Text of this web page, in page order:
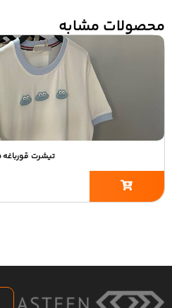
محصولات مشابه
تیشرت قورباغه ۱۹۴۷۷۵